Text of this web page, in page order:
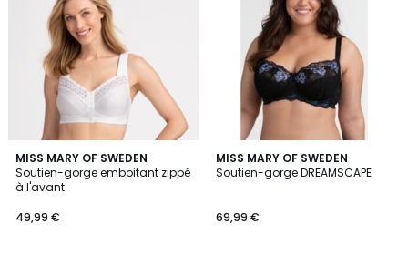
MISS MARY OF SWEDEN
Soutien-gorge emboitant zippé
à l'avant
49,99 €
4,3
/ 5
MISS MARY OF SWEDEN
Soutien-gorge DREAMSCAPE
69,99 €